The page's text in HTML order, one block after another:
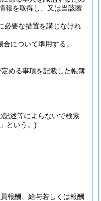
報を取得し、又は当該匿
必要な措置を講じなけれ
について準用する。
める事項を記載した帳簿
述等によらないで検索
という。)
報酬、給与若しくは報酬